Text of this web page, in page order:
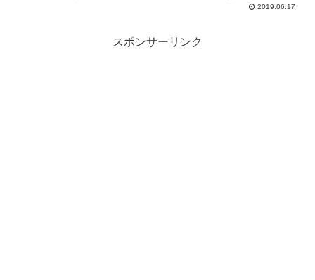
2019.06.17
スポンサーリンク